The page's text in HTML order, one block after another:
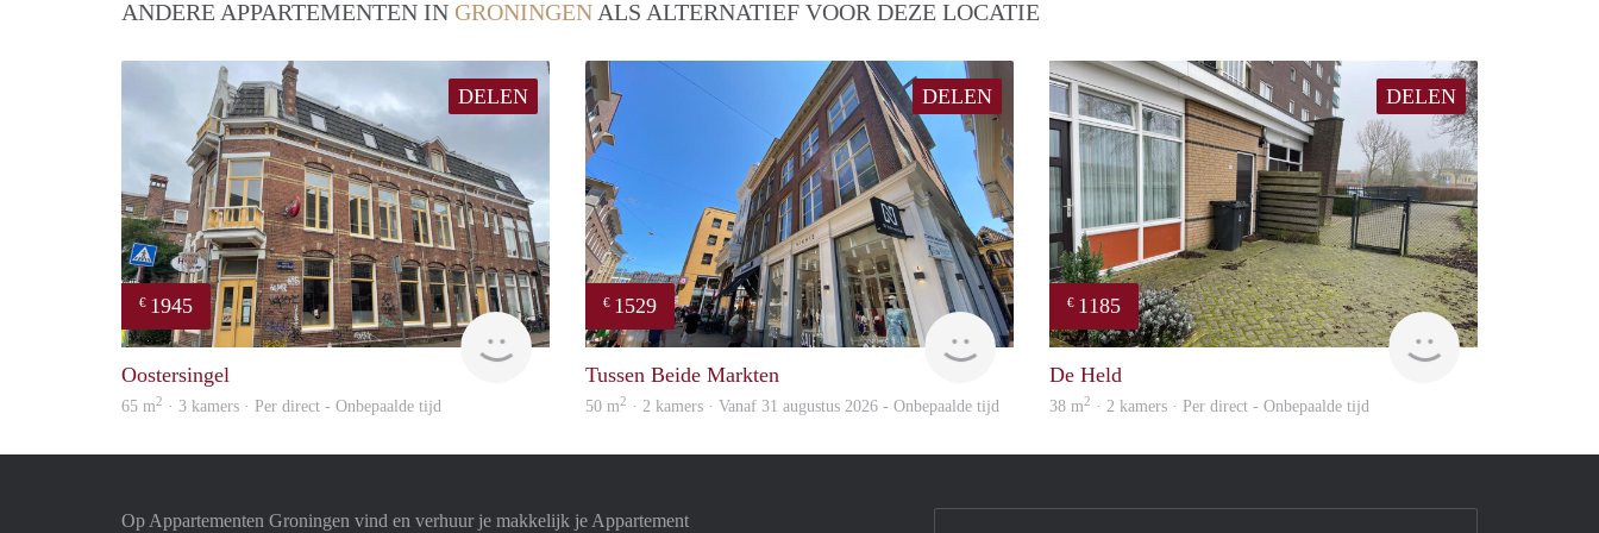
ANDERE APPARTEMENTEN IN GRONINGEN ALS ALTERNATIEF VOOR DEZE LOCATIE
DELEN
€ 1945
GrunoVerhuur
Oostersingel
65 m2 · 3 kamers · Per direct - Onbepaalde tijd
DELEN
€ 1529
GrunoVerhuur
Tussen Beide Markten
50 m2 · 2 kamers · Vanaf 31 augustus 2026 - Onbepaalde tijd
DELEN
€ 1185
GrunoVerhuur
De Held
38 m2 · 2 kamers · Per direct - Onbepaalde tijd
Op Appartementen Groningen vind en verhuur je makkelijk je Appartement